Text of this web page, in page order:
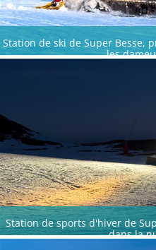
Station de ski de Super Besse,
les
Station de sports d'hiver de
dans la